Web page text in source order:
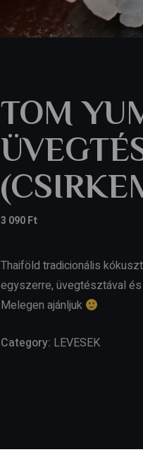
TOM
3 090Ft
Thaiföld tradicionális
egyszerre, üvegtésztával
Melegen ajánljuk
Category: LEVESEK